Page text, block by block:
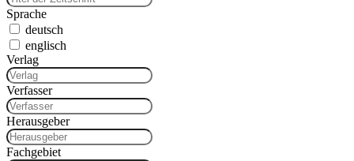
Sprache
deutsch
englisch
Verlag
Verfasser
Herausgeber
Fachgebiet